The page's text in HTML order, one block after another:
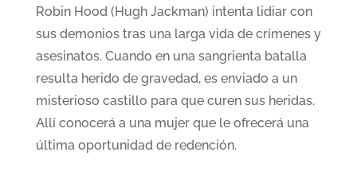
Robin Hood (Hugh Jackman) intenta lidiar con
sus demonios tras una larga vida de crímenes y
asesinatos. Cuando en una sangrienta batalla
resulta herido de gravedad, es enviado a un
misterioso castillo para que curen sus heridas.
Allí conocerá a una mujer que le ofrecerá una
última oportunidad de redención.